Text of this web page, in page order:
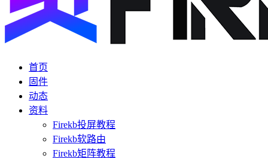
首页
固件
动态
资料
Firekb投屏教程
Firekb软路由
Firekb矩阵教程